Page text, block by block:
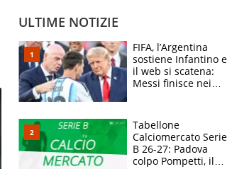
ULTIME NOTIZIE
FIFA, l’Argentina
sostiene Infantino e
il web si scatena:
Messi finisce nei
polemiche
Tabellone
Calciomercato Serie
B 26-27: Padova
colpo Pompetti, il